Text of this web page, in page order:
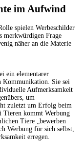
im Aufwind
spielen Werbeschilder
merkwürdigen Frage
näher an die Materie
ein elementarer
Kommunikation. Sie sei
Aufmerksamkeit
um
zuletzt um Erfolg beim
Tieren kommt Werbung
Tiere „bewerben
Werbung für sich selbst,
erregen.